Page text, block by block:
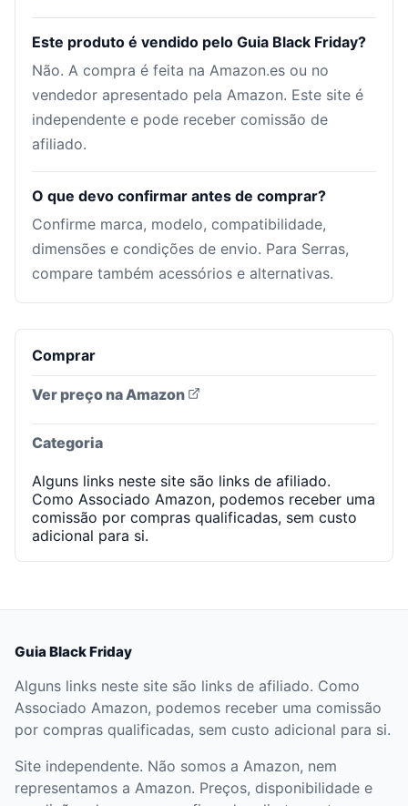
Este produto é vendido pelo Guia Black Friday?
Não. A compra é feita na Amazon.es ou no
vendedor apresentado pela Amazon. Este site é
independente e pode receber comissão de
afiliado.
O que devo confirmar antes de comprar?
Confirme marca, modelo, compatibilidade,
dimensões e condições de envio. Para Serras,
compare também acessórios e alternativas.
Comprar
Ver preço na Amazon
Categoria
Alguns links neste site são links de afiliado.
Como Associado Amazon, podemos receber uma
comissão por compras qualificadas, sem custo
adicional para si.
Guia Black Friday
Alguns links neste site são links de afiliado. Como
Associado Amazon, podemos receber uma comissão
por compras qualificadas, sem custo adicional para si.
Site independente. Não somos a Amazon, nem
representamos a Amazon. Preços, disponibilidade e